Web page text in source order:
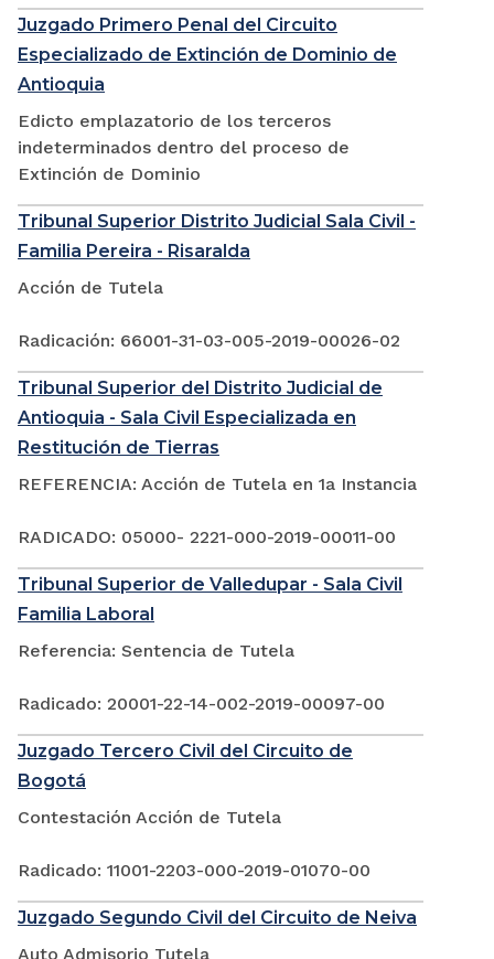
Juzgado Primero Penal del Circuito
Especializado de Extinción de Dominio de
Antioquia
Edicto emplazatorio de los terceros
indeterminados dentro del proceso de
Extinción de Dominio
Tribunal Superior Distrito Judicial Sala Civil -
Familia Pereira - Risaralda
Acción de Tutela
Radicación: 66001-31-03-005-2019-00026-02
Tribunal Superior del Distrito Judicial de
Antioquia - Sala Civil Especializada en
Restitución de Tierras
REFERENCIA: Acción de Tutela en 1a Instancia
RADICADO: 05000- 2221-000-2019-00011-00
Tribunal Superior de Valledupar - Sala Civil
Familia Laboral
Referencia: Sentencia de Tutela
Radicado: 20001-22-14-002-2019-00097-00
Juzgado Tercero Civil del Circuito de
Bogotá
Contestación Acción de Tutela
Radicado: 11001-2203-000-2019-01070-00
Juzgado Segundo Civil del Circuito de Neiva
Auto Admisorio Tutela